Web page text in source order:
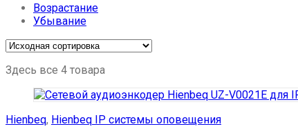
Возрастание
Убывание
Здесь все 4 товара
Hienbeq, Hienbeq IP системы оповещения